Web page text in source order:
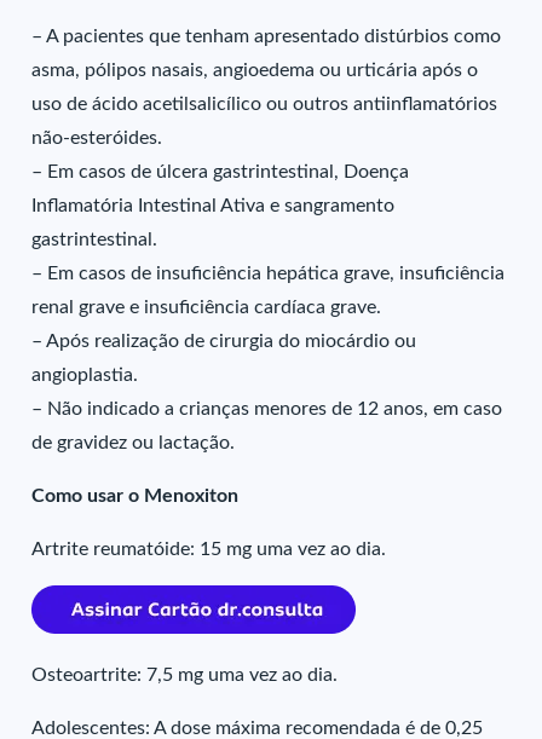
– A pacientes que tenham apresentado distúrbios como
asma, pólipos nasais, angioedema ou urticária após o
uso de ácido acetilsalicílico ou outros antiinflamatórios
não-esteróides.
– Em casos de úlcera gastrintestinal, Doença
Inflamatória Intestinal Ativa e sangramento
gastrintestinal.
– Em casos de insuficiência hepática grave, insuficiência
renal grave e insuficiência cardíaca grave.
– Após realização de cirurgia do miocárdio ou
angioplastia.
– Não indicado a crianças menores de 12 anos, em caso
de gravidez ou lactação.
Como usar o Menoxiton
Artrite reumatóide: 15 mg uma vez ao dia.
Osteoartrite: 7,5 mg uma vez ao dia.
Adolescentes: A dose máxima recomendada é de 0,25